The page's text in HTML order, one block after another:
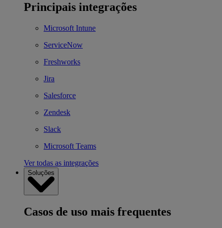
Principais integrações
Microsoft Intune
ServiceNow
Freshworks
Jira
Salesforce
Zendesk
Slack
Microsoft Teams
Ver todas as integrações
Soluções
Casos de uso mais frequentes